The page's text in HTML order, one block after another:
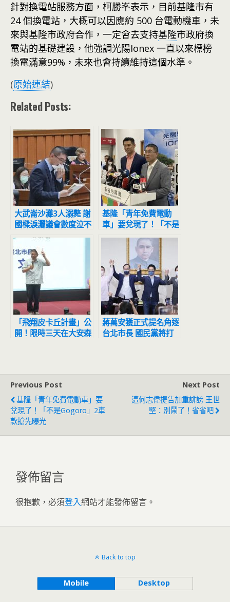
針對換電站服務方面，柯勝峯表示，目前基隆市有
24 個換電站，大概可以因應約 500 台電動機車，未
來與基隆市政府合作，一定會去支持基隆市政府換
電站的基礎建設，他強調光陽Ionex 一直以來標榜
換電滿意99%，未來也會持續維持這個水準。
(原始連結)
Related Posts:
大武崙沙灘3人溺斃 謝
國樑淚灑議會數度泣不
成聲
基隆「青年免費電動
車」要兌現了！「不是
Gogoro」2車款搶先
「飛翔皮卡丘計畫」公
開！限時三天在大安森
蔣萬安獲正式提名角逐
台北市長 國民黨將打
Previous Post
基隆「青年免費電動車」要
兌現了！「不是Gogoro」2車
款搶先曝光
Next Post
遭何志偉提告加重誹謗 王世
堅：別鬧了！省省吧
發佈留言
很抱歉，必須登入網站才能發佈留言。
Back to top
Mobile Desktop